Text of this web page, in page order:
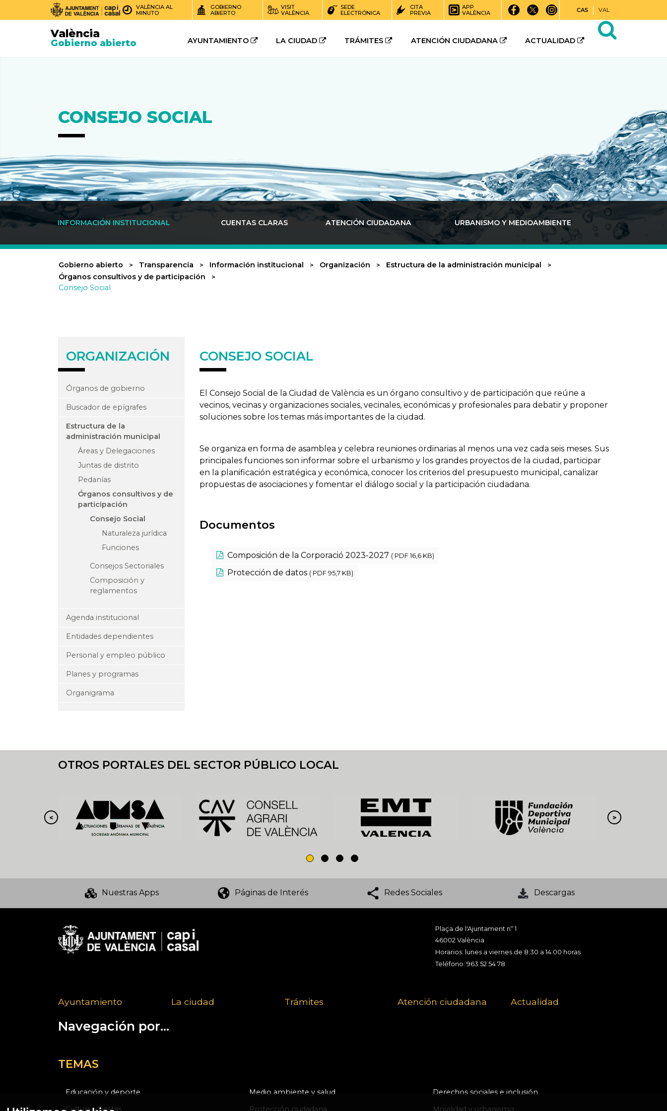
VALÈNCIA AL
MINUTO
GOBIERNO
ABIERTO
VISIT
VALÈNCIA
SEDE
ELECTRÓNICA
CITA
PREVIA
APP
VALÈNCIA
CAS VAL
València
Gobierno abierto AYUNTAMIENTO LA CIUDAD TRÁMITES ATENCIÓN CIUDADANA ACTUALIDAD
CONSEJO SOCIAL
INFORMACIÓN INSTITUCIONAL CUENTAS CLARAS ATENCIÓN CIUDADANA URBANISMO Y MEDIOAMBIENTE
Gobierno abierto Transparencia Información institucional Organización
Estructura de la administración municipal
Órganos consultivos y de participación
Consejo Social
ORGANIZACIÓN
Órganos de gobierno
Buscador de epígrafes
Estructura de la
administración municipal
Áreas y Delegaciones
Juntas de distrito
Pedanías
Órganos consultivos y de
participación
Consejo Social
Naturaleza jurídica
Funciones
Consejos Sectoriales
Composición y
reglamentos
Agenda institucional
Entidades dependientes
Personal y empleo público
Planes y programas
Organigrama
CONSEJO SOCIAL
El Consejo Social de la Ciudad de València es un órgano consultivo y de participación que reúne a
vecinos, vecinas y organizaciones sociales, vecinales, económicas y profesionales para debatir y proponer
soluciones sobre los temas más importantes de la ciudad.
Se organiza en forma de asamblea y celebra reuniones ordinarias al menos una vez cada seis meses. Sus
principales funciones son informar sobre el urbanismo y los grandes proyectos de la ciudad, participar
en la planificación estratégica y económica, conocer los criterios del presupuesto municipal, canalizar
propuestas de asociaciones y fomentar el diálogo social y la participación ciudadana.
Documentos
Composición de la Corporació 2023-2027 ( PDF 16,6 KB)
Protección de datos ( PDF 95,7 KB)
OTROS PORTALES DEL SECTOR PÚBLICO LOCAL
Nuestras Apps Páginas de Interés Redes Sociales Descargas
Plaça de l'Ajuntament nº 1
46002 València
Horarios: lunes a viernes de 8:30 a 14:00 horas
Teléfono: 963 52 54 78
Ayuntamiento La ciudad Trámites Atención ciudadana Actualidad
Navegación por...
TEMAS
Educación y deporte Medio ambiente y salud
Derechos sociales e inclusión
Cultura y fiestas
Protección ciudadana Movilidad y urbanismo